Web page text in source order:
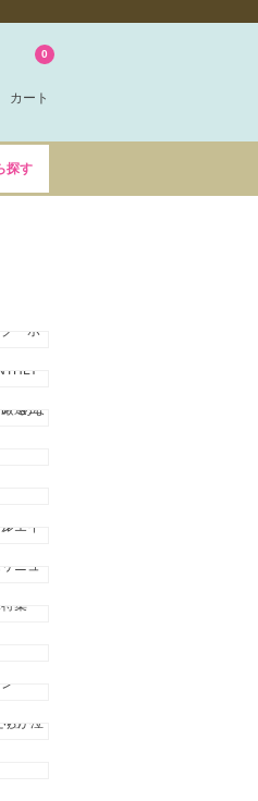
カート
0
探す